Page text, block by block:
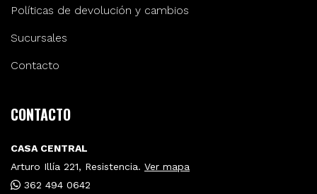
Políticas de devolución y cambios
Sucursales
Contacto
CONTACTO
CASA CENTRAL
Arturo Illía 221, Resistencia. Ver mapa
362 494 0642